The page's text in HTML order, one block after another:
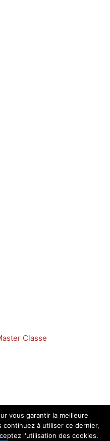
Classe
Long – Propulsé par
vous garantir la meilleure
à utiliser ce dernier,
l'utilisation des cookies.